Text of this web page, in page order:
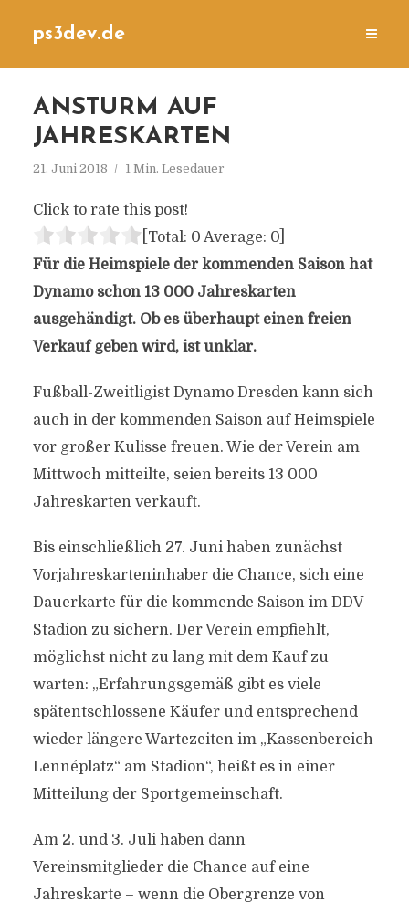
ps3dev.de
ANSTURM AUF
JAHRESKARTEN
21. Juni 2018 1 Min. Lesedauer
Click to rate this post!
[Total: 0 Average: 0]
Für die Heimspiele der kommenden Saison hat
Dynamo schon 13 000 Jahreskarten
ausgehändigt. Ob es überhaupt einen freien
Verkauf geben wird, ist unklar.
Fußball-Zweitligist Dynamo Dresden kann sich
auch in der kommenden Saison auf Heimspiele
vor großer Kulisse freuen. Wie der Verein am
Mittwoch mitteilte, seien bereits 13 000
Jahreskarten verkauft.
Bis einschließlich 27. Juni haben zunächst
Vorjahreskarteninhaber die Chance, sich eine
Dauerkarte für die kommende Saison im DDV-
Stadion zu sichern. Der Verein empfiehlt,
möglichst nicht zu lang mit dem Kauf zu
warten: „Erfahrungsgemäß gibt es viele
spätentschlossene Käufer und entsprechend
wieder längere Wartezeiten im „Kassenbereich
Lennéplatz“ am Stadion“, heißt es in einer
Mitteilung der Sportgemeinschaft.
Am 2. und 3. Juli haben dann
Vereinsmitglieder die Chance auf eine
Jahreskarte – wenn die Obergrenze von